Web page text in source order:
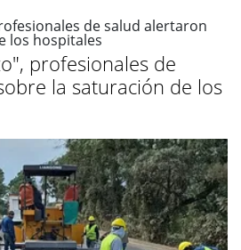
profesionales de
la saturación de los